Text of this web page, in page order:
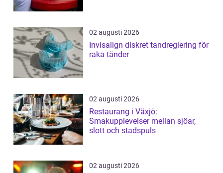
02 augusti 2026
Invisalign diskret tandreglering för
raka tänder
02 augusti 2026
Restaurang i Växjö:
Smakupplevelser mellan sjöar,
slott och stadspuls
02 augusti 2026